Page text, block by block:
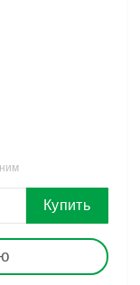
Купить